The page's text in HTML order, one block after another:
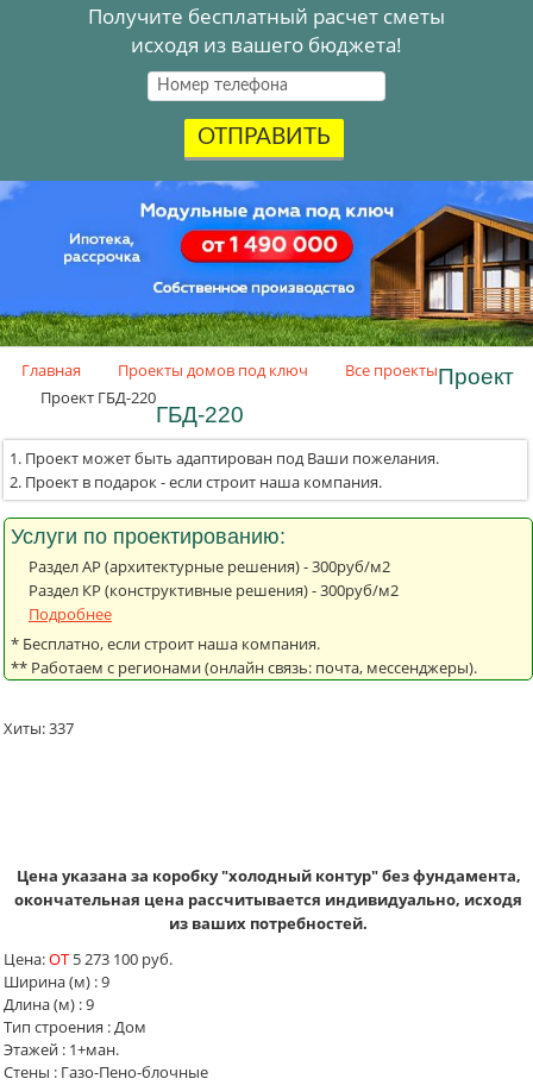
Получите бесплатный расчет сметы
исходя из вашего бюджета!
ОТПРАВИТЬ
Акция
.
.
Главная Проекты домов под ключ
Все проекты
Проект ГБД-220
Проект
ГБД-220
Проект может быть адаптирован под Ваши пожелания.
Проект в подарок - если строит наша компания.
Услуги по проектированию:
Раздел АР (архитектурные решения) - 300руб/м2
Раздел КР (конструктивные решения) - 300руб/м2
Подробнее
* Бесплатно, если строит наша компания.
** Работаем с регионами (онлайн связь: почта, мессенджеры).
Хиты:337
Цена указана за коробку "холодный контур" без фундамента,
окончательная цена рассчитывается индивидуально, исходя
из ваших потребностей.
Цена:ОТ 5 273 100 руб.
Ширина (м) :9
Длина (м) :9
Тип строения :Дом
Этажей : 1+ман.
Стены : Газо-Пено-блочные